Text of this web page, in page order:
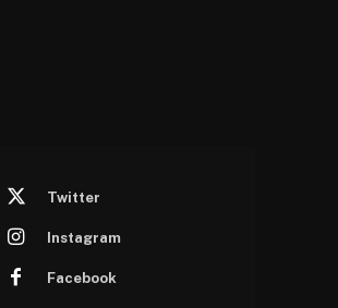
Twitter
Instagram
Facebook